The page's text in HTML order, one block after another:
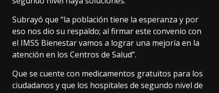
Subrayó que “la población tiene la esperanza y por
eso nos dio su respaldo; al firmar este convenio con
el IMSS Bienestar vamos a lograr una mejoría en la
atención en los Centros de Salud”.
Que se cuente con medicamentos gratuitos para los
ciudadanos y que los hospitales de segundo nivel de